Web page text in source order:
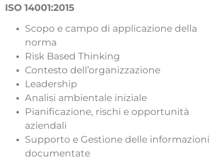
ISO 14001:2015
Scopo e campo di applicazione della
norma
Risk Based Thinking
Contesto dell’organizzazione
Leadership
Analisi ambientale iniziale
Pianificazione, rischi e opportunità
aziendali
Supporto e Gestione delle informazioni
documentate